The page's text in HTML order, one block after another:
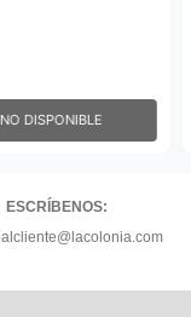
NO DISPONIBLE
ESCRÍBENOS: